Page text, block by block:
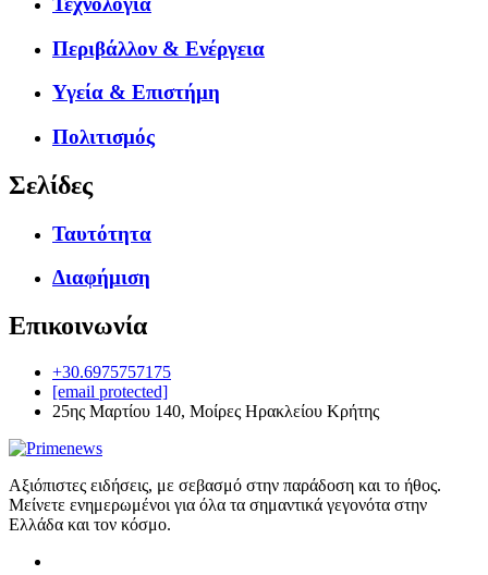
Περιβάλλον & Ενέργεια
Υγεία & Επιστήμη
Πολιτισμός
Σελίδες
Ταυτότητα
Διαφήμιση
Επικοινωνία
+30.6975757175
[email protected]
25ης Μαρτίου 140, Μοίρες Ηρακλείου Κρήτης
Αξιόπιστες ειδήσεις, με σεβασμό στην παράδοση και το ήθος.
Μείνετε ενημερωμένοι για όλα τα σημαντικά γεγονότα στην
Ελλάδα και τον κόσμο.